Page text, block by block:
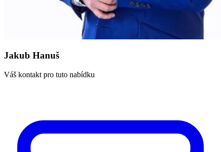
Jakub Hanuš
Váš kontakt pro tuto nabídku